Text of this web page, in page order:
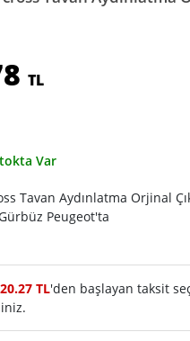
TL
Var
Tavan Aydınlatma Orjinal
Peugeot'ta
TL'den başlayan taksit